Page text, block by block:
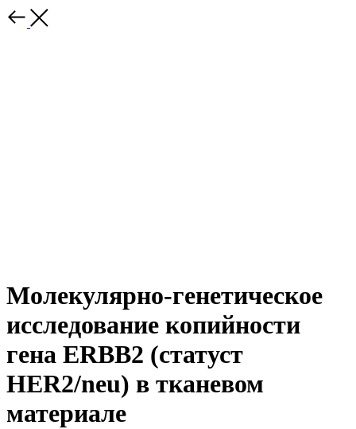
Молекулярно-генетическое
исследование копийности
гена ERBB2 (статуст
HER2/neu) в тканевом
материале